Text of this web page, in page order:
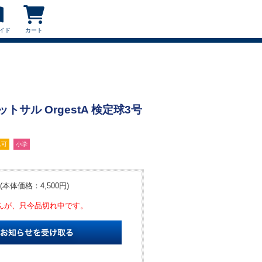
ド カート
トサル OrgestA 検定球3号
可 小学
(本体価格：4,500円)
、只今品切れ中です。